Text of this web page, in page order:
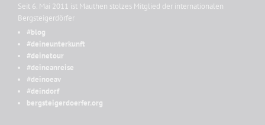
Seit 6. Mai 2011 ist Mauthen stolzes Mitglied der internationalen
Bergsteigerdörfer
#blog
#deineunterkunft
#deinetour
#deineanreise
#deinoeav
#deindorf
bergsteigerdoerfer.org